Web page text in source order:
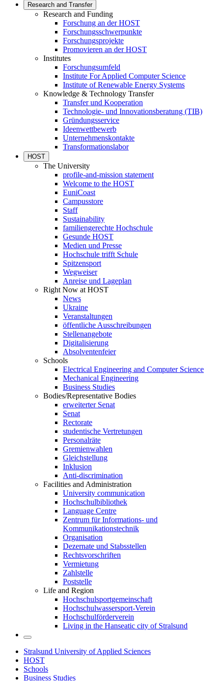
Research and Transfer
Research and Funding
Forschung an der HOST
Forschungsschwerpunkte
Forschungsprojekte
Promovieren an der HOST
Institutes
Forschungsumfeld
Institute For Applied Computer Science
Institute of Renewable Energy Systems
Knowledge & Technology Transfer
Transfer und Kooperation
Technologie- und Innovationsberatung (TIB)
Gründungsservice
Ideenwettbewerb
Unternehmenskontakte
Transformationslabor
HOST
The University
profile-and-mission statement
Welcome to the HOST
EuniCoast
Campusstore
Staff
Sustainability
familiengerechte Hochschule
Gesunde HOST
Medien und Presse
Hochschule trifft Schule
Spitzensport
Wegweiser
Anreise und Lageplan
Right Now at HOST
News
Ukraine
Veranstaltungen
öffentliche Ausschreibungen
Stellenangebote
Digitalisierung
Absolventenfeier
Schools
Electrical Engineering and Computer Science
Mechanical Engineering
Business Studies
Bodies/Representative Bodies
erweiterter Senat
Senat
Rectorate
studentische Vertretungen
Personalräte
Gremienwahlen
Gleichstellung
Inklusion
Anti-discrimination
Facilities and Administration
University communication
Hochschulbibliothek
Language Centre
Zentrum für Informations- und
Kommunikationstechnik
Organisation
Dezernate und Stabsstellen
Rechtsvorschriften
Vermietung
Zahlstelle
Poststelle
Life and Region
Hochschulsportgemeinschaft
Hochschulwassersport-Verein
Hochschulförderverein
Living in the Hanseatic city of Stralsund
Stralsund University of Applied Sciences
HOST
Schools
Business Studies